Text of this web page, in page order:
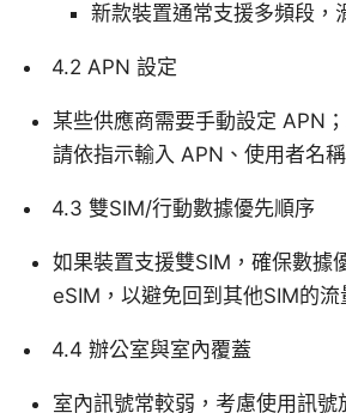
新款裝置通常支援多頻段，
4.2 APN 設定
某些供應商需要手動設定 APN
請依指示輸入 APN、使用者名稱
4.3 雙SIM/行動數據優先順序
如果裝置支援雙SIM，確保數據
eSIM，以避免回到其他SIM的流
4.4 辦公室與室內覆蓋
室內訊號常較弱，考慮使用訊號